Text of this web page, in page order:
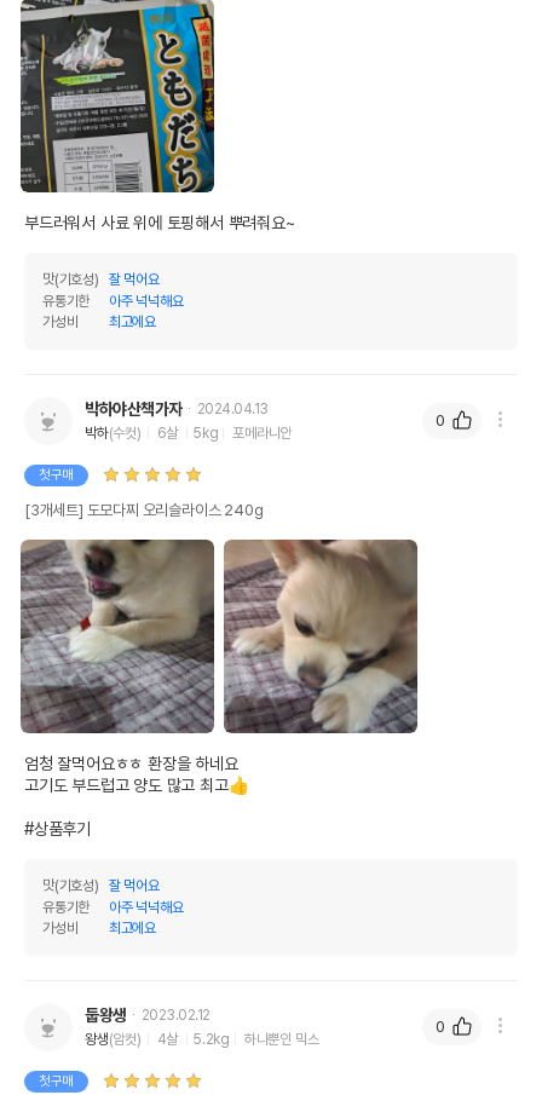
부드러워서 사료 위에 토핑해서 뿌려줘요~
맛(기호성)
잘 먹어요
유통기한
아주 넉넉해요
가성비
최고에요
박하야산책가자
2024.04.13
박하(수컷) 6살 5kg 포메라니안
첫구매
[3개세트] 도모다찌 오리슬라이스 240g
엄청 잘먹어요ㅎㅎ 환장을 하네요
고기도 부드럽고 양도 많고 최고👍
#상품후기
맛(기호성)
잘 먹어요
유통기한
아주 넉넉해요
가성비
최고에요
0
둡왕생
2023.02.12
왕생(암컷) 4살 5.2kg 하나뿐인 믹스
첫구매
0